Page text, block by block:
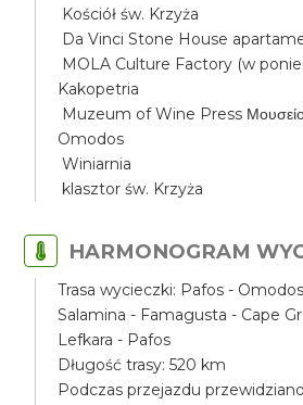
Kościół św. Krzyża
Da Vinci Stone House
MOLA Culture Factory (w
Kakopetria
Muzeum of Wine Press
Omodos
Winiarnia
klasztor św. Krzyża
HARMONOGRAM
Trasa wycieczki: Pafos -
Salamina - Famagusta - Cape
Lefkara - Pafos
Długość trasy: 520 km
Podczas przejazdu